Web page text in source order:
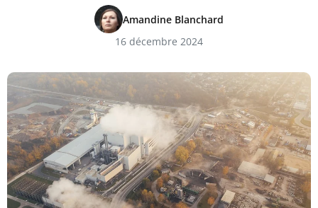
Amandine Blanchard
16 décembre 2024